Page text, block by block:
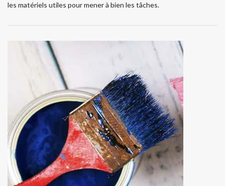
les matériels utiles pour mener à bien les tâches.